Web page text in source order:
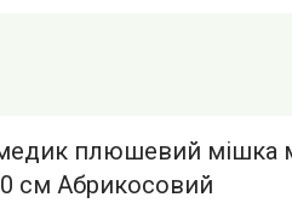
плюшевий мішка
см Абрикосовий